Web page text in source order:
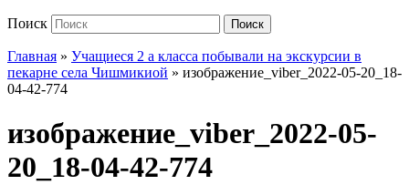
Поиск Поиск
Главная » Учащиеся 2 а класса побывали на экскурсии в
пекарне села Чишмикиой » изображение_viber_2022-05-20_18-
04-42-774
изображение_viber_2022-05-
20_18-04-42-774